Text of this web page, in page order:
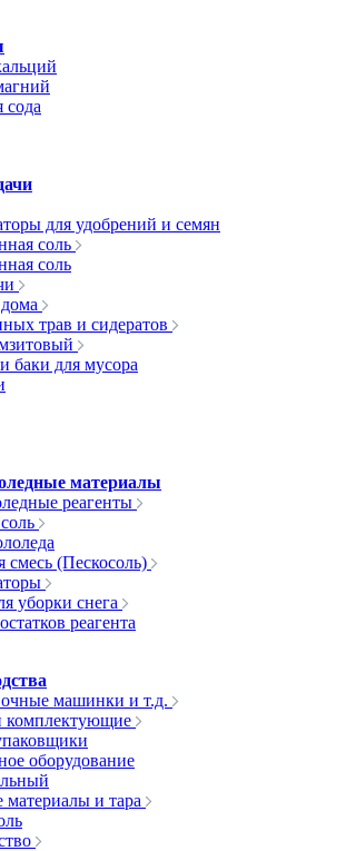
сода
для удобрений и семян
соль
соль
трав и сидератов
баки для мусора
материалы
реагенты
смесь (Пескосоль)
уборки снега
реагента
машинки и т.д.
комплектующие
оборудование
и тара